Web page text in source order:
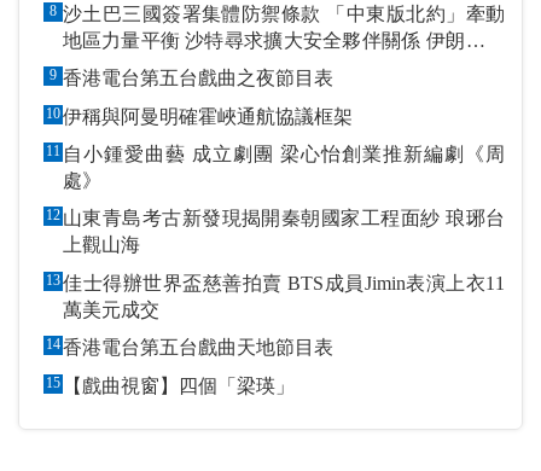
8 沙土巴三國簽署集體防禦條款 「中東版北約」牽動
地區力量平衡 沙特尋求擴大安全夥伴關係 伊朗潑冷
水促改變政策
9 香港電台第五台戲曲之夜節目表
10伊稱與阿曼明確霍峽通航協議框架
11 自小鍾愛曲藝 成立劇團 梁心怡創業推新編劇《周
處》
12 山東青島考古新發現揭開秦朝國家工程面紗 琅琊台
上觀山海
13佳士得辦世界盃慈善拍賣 BTS成員Jimin表演上衣11
萬美元成交
14香港電台第五台戲曲天地節目表
15 【戲曲視窗】四個「梁瑛」